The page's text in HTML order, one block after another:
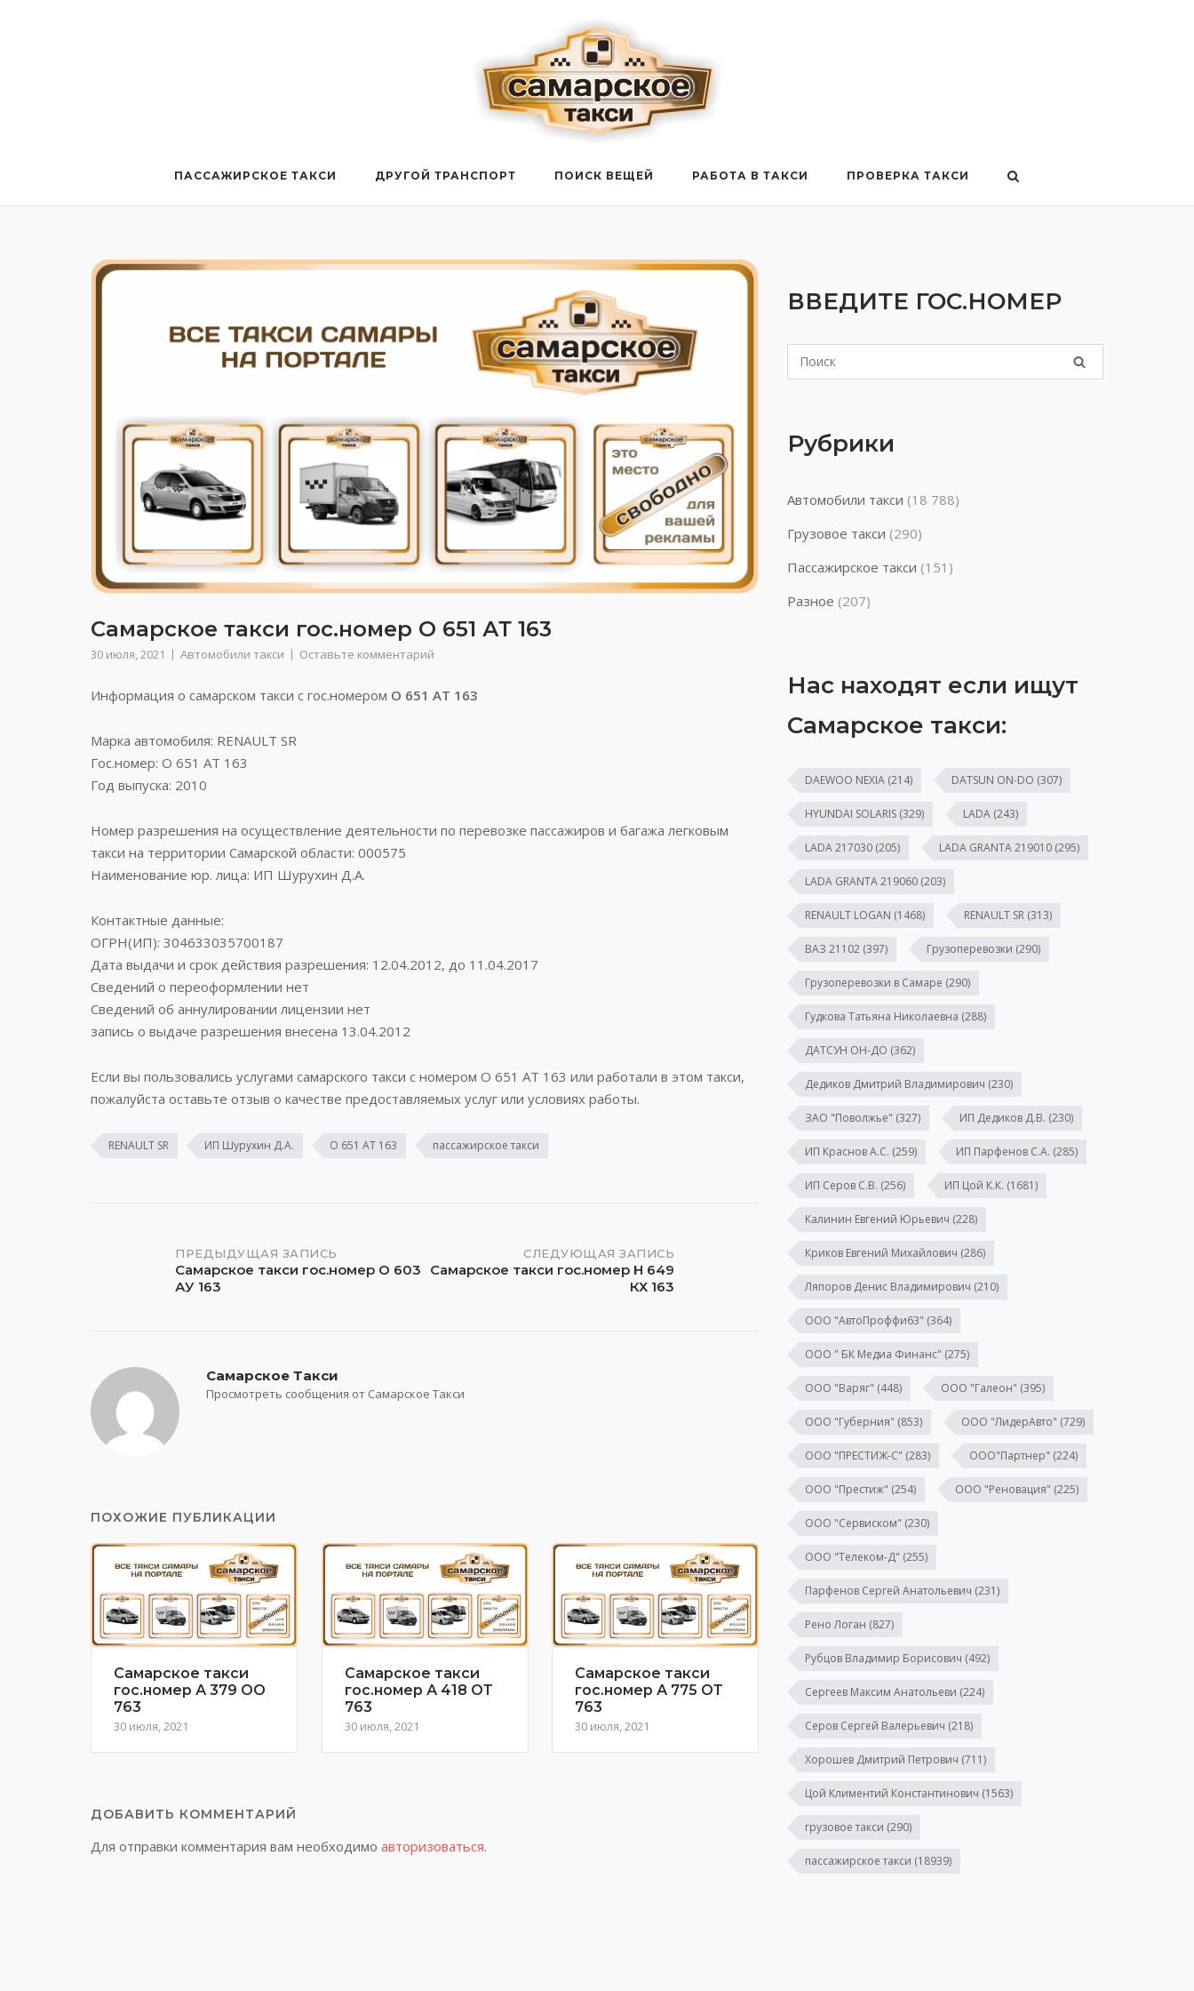
ПАССАЖИРСКОЕ ТАКСИ ДРУГОЙ ТРАНСПОРТ ПОИСК ВЕЩЕЙ РАБОТА В ТАКСИ ПРОВЕРКА ТАКСИ
Самарское такси гос.номер О 651 АТ 163
30 июля, 2021 Автомобили такси Оставьте комментарий
Информация о самарском такси с гос.номером О 651 АТ 163
Марка автомобиля: RENAULT SR
Гос.номер: О 651 АТ 163
Год выпуска: 2010
Номер разрешения на осуществление деятельности по перевозке пассажиров и багажа легковым
такси на территории Самарской области: 000575
Наименование юр. лица: ИП Шурухин Д.А.
Контактные данные:
ОГРН(ИП): 304633035700187
Дата выдачи и срок действия разрешения: 12.04.2012, до 11.04.2017
Сведений о переоформлении нет
Сведений об аннулировании лицензии нет
запись о выдаче разрешения внесена 13.04.2012
Если вы пользовались услугами самарского такси с номером О 651 АТ 163 или работали в этом такси,
пожалуйста оставьте отзыв о качестве предоставляемых услуг или условиях работы.
RENAULT SR ИП Шурухин Д.А. О 651 АТ 163 пассажирское такси
НавигацияПРЕДЫДУЩАЯ ЗАПИСЬ
Самарское такси гос.номер О 603
АУ 163
СЛЕДУЮЩАЯ ЗАПИСЬ
Самарское такси гос.номер Н 649
КХ 163
Самарское Такси
Просмотреть сообщения от Самарское Такси
ПОХОЖИЕ ПУБЛИКАЦИИ
Самарское такси
гос.номер А 379 ОО
763
30 июля, 2021
Самарское такси
гос.номер А 418 ОТ
763
30 июля, 2021
Самарское такси
гос.номер А 775 ОТ
763
30 июля, 2021
ДОБАВИТЬ КОММЕНТАРИЙ
Для отправки комментария вам необходимо авторизоваться.
ВВЕДИТЕ ГОС.НОМЕР
Рубрики
Автомобили такси (18 788)
Грузовое такси (290)
Пассажирское такси (151)
Разное (207)
Нас находят если ищут
Самарское такси:
DAEWOO NEXIA(214) DATSUN ON-DO (307)
HYUNDAI SOLARIS(329) LADA(243)
LADA 217030(205) LADA GRANTA 219010(295)
LADA GRANTA 219060(203)
RENAULT LOGAN (1468) RENAULT SR(313)
ВАЗ 21102(397) Грузоперевозки (290)
Грузоперевозки в Самаре (290)
Гудкова Татьяна Николаевна (288)
ДАТСУН ОН-ДО (362)
Дедиков Дмитрий Владимирович (230)
ЗАО "Поволжье" (327) ИП Дедиков Д.В. (230)
ИП Краснов А.С. (259) ИП Парфенов С.А. (285)
ИП Серов С.В. (256) ИП Цой К.К. (1681)
Калинин Евгений Юрьевич (228)
Криков Евгений Михайлович (286)
Ляпоров Денис Владимирович (210)
ООО "АвтоПроффи63" (364)
ООО " БК Медиа Финанс" (275)
ООО "Варяг" (448) ООО "Галеон" (395)
ООО "Губерния" (853) ООО "ЛидерАвто" (729)
ООО "ПРЕСТИЖ-С" (283) ООО"Партнер" (224)
ООО "Престиж" (254) ООО "Реновация" (225)
ООО "Сервиском" (230)
ООО "Телеком-Д" (255)
Парфенов Сергей Анатольевич (231)
Рено Логан (827)
Рубцов Владимир Борисович (492)
Сергеев Максим Анатольеви (224)
Серов Сергей Валерьевич (218)
Хорошев Дмитрий Петрович (711)
Цой Климентий Константинович (1563)
грузовое такси (290)
пассажирское такси (18939)